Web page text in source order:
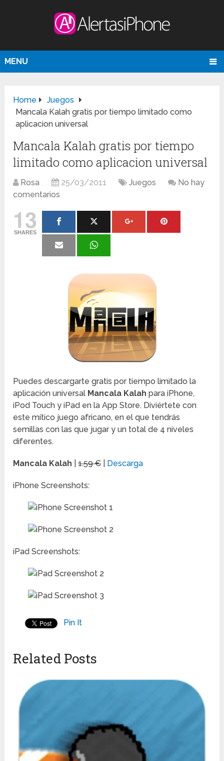
MENU
Home
Juegos
Mancala Kalah gratis por tiempo limitado como
aplicacion universal
Mancala Kalah gratis por tiempo
limitado como aplicacion universal
Rosa 25/03/2011 Juegos
No hay
comentarios
13
SHARES
Puedes descargarte gratis por tiempo limitado la
aplicación universal Mancala Kalahpara iPhone,
iPod Touch y iPad en la App Store. Diviértete con
este mítico juego africano, en el que tendrás
semillas con las que jugar y un total de 4 niveles
diferentes.
Mancala Kalah |1.59 € Descarga
iPhone Screenshots:
iPad Screenshots:
Pin It
Related Posts